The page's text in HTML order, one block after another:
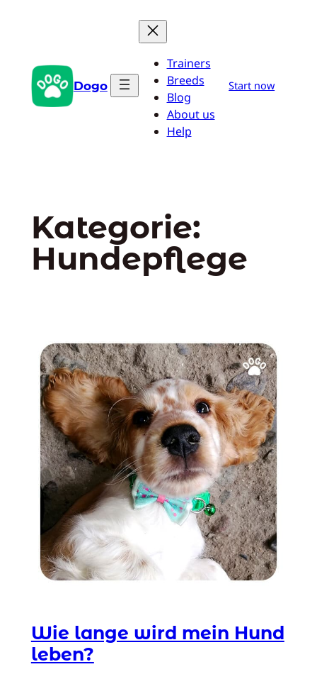
Dogo
Trainers
Breeds
Blog
About us
Help
Start now
Kategorie:
Hundepflege
Wie lange wird mein Hund
leben?